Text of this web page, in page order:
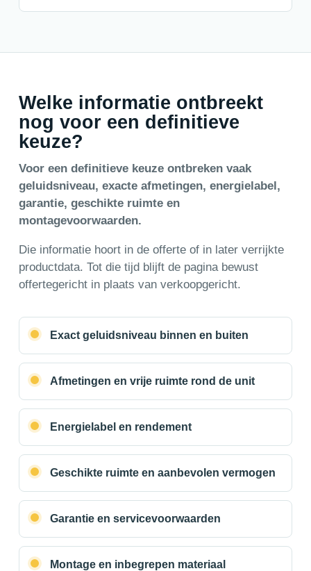
Welke informatie ontbreekt
nog voor een definitieve
keuze?
Voor een definitieve keuze ontbreken vaak
geluidsniveau, exacte afmetingen, energielabel,
garantie, geschikte ruimte en
montagevoorwaarden.
Die informatie hoort in de offerte of in later verrijkte
productdata. Tot die tijd blijft de pagina bewust
offertegericht in plaats van verkoopgericht.
Exact geluidsniveau binnen en buiten
Afmetingen en vrije ruimte rond de unit
Energielabel en rendement
Geschikte ruimte en aanbevolen vermogen
Garantie en servicevoorwaarden
Montage en inbegrepen materiaal